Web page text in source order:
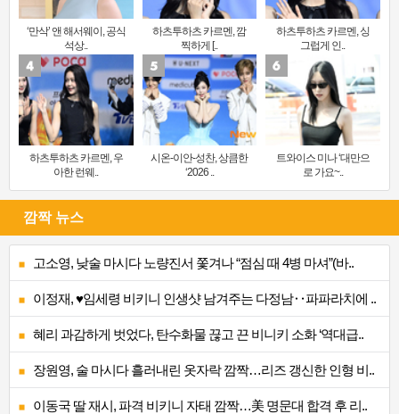
‘만삭’ 앤 해서웨이, 공식
석상..
하츠투하츠 카르멘, 깜
찍하게 [..
하츠투하츠 카르멘, 싱
그럽게 인..
하츠투하츠 카르멘, 우
아한 런웨..
시온-이안-성찬, 상큼한
‘2026 ..
트와이스 미나 ‘대만으
로 가요~..
깜짝 뉴스
고소영, 낮술 마시다 노량진서 쫓겨나 “점심 때 4병 마셔”(바..
이정재, ♥임세령 비키니 인생샷 남겨주는 다정남‥파파라치에 ..
혜리 과감하게 벗었다, 탄수화물 끊고 끈 비니키 소화 ‘역대급..
장원영, 술 마시다 흘러내린 옷자락 깜짝…리즈 갱신한 인형 비..
이동국 딸 재시, 파격 비키니 자태 깜짝…美 명문대 합격 후 리..